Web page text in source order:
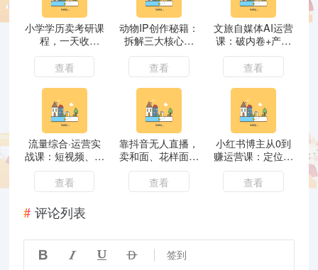
小学学历卖考研课
程，一天收
5600（附3580G
考研合集）
查看
动物IP创作秘籍：
拆解三大核心技
法，零基础打造高
流量萌宠短剧
查看
文旅自媒体AI运营
课：破内卷+产品
定价+内容创作+拍
摄实战
查看
流量综合·运营实
战课：短视频、本
地生活、个人IP知
识付费、直播带货
运营
查看
靠抖音无人直播，
卖和面、花样面试
教程，小白也能日
入500+，落地保
姆级教程
查看
小红书博主从0到
赚运营课：定位选
题、爆款内容制作
与涨粉接广全指南
查看
评论列表
    签到